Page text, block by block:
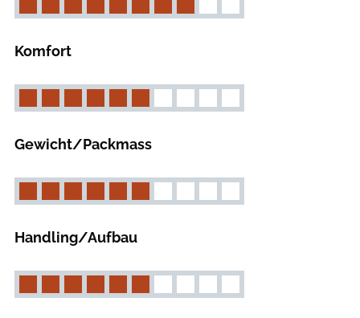
Komfort
Gewicht/Packmass
Handling/Aufbau